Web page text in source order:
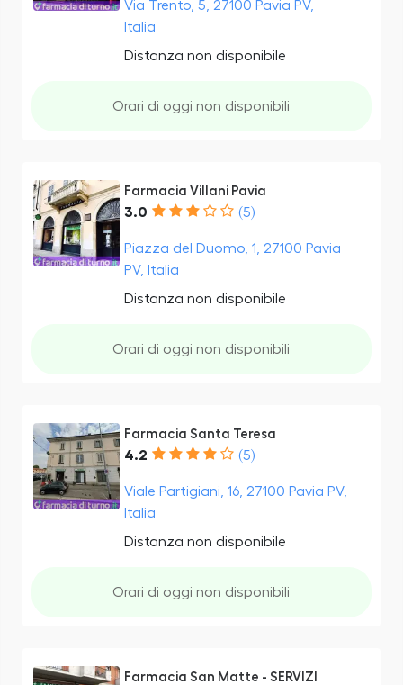
Via Trento, 5, 27100 Pavia PV,
Italia
Distanza non disponibile
Orari di oggi non disponibili
Farmacia Villani Pavia
3.0 (5)
Piazza del Duomo, 1, 27100 Pavia
PV, Italia
Distanza non disponibile
Orari di oggi non disponibili
Farmacia Santa Teresa
4.2 (5)
Viale Partigiani, 16, 27100 Pavia PV,
Italia
Distanza non disponibile
Orari di oggi non disponibili
Farmacia San Matte - SERVIZI